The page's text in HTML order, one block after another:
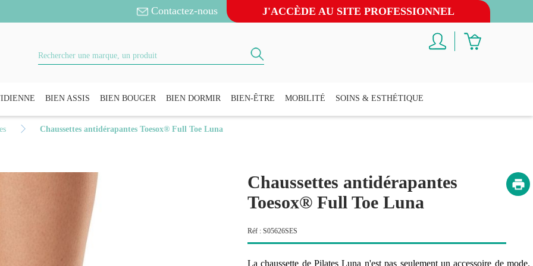
Contactez-nous J'ACCÈDE AU SITE PROFESSIONNEL
BIEN ASSIS BIEN BOUGER BIEN DORMIR BIEN-ÊTRE MOBILITÉ SOINS & ESTHÉTIQUE
Chaussettes antidérapantes Toesox® Full Toe Luna
Chaussettes antidérapantes
Toesox® Full Toe Luna
Réf : S05626SES
La chaussette de Pilates Luna n'est pas seulement un accessoire de mode.